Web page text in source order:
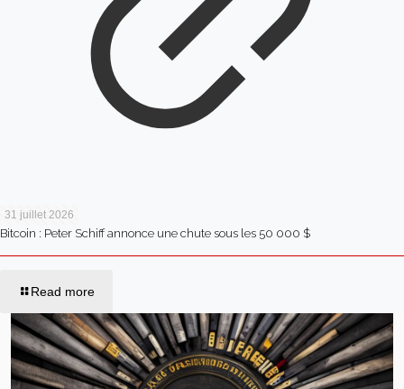
31 juillet 2026
Bitcoin : Peter Schiff annonce une chute sous les 50 000 $
Read more